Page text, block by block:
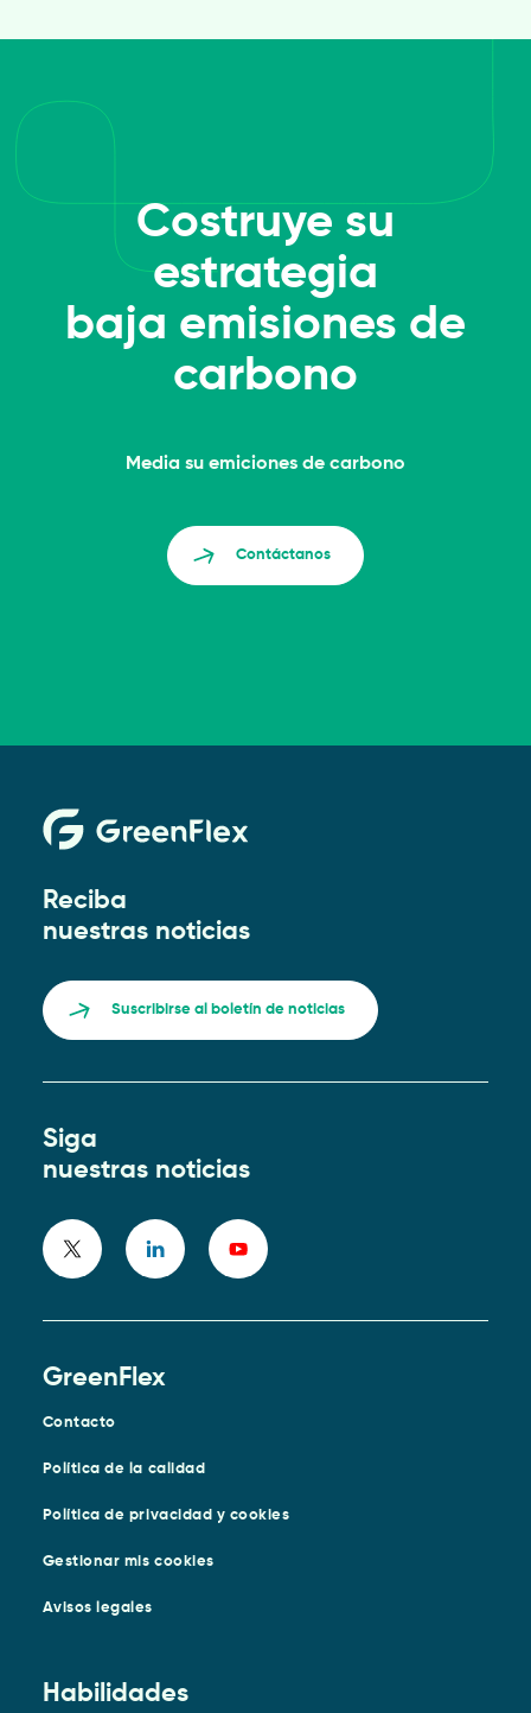
Costruye su
estrategia
baja emisiones de
carbono
Media su emiciones de carbono
Contáctanos
Reciba
nuestras noticias
Suscribirse al boletín de noticias
Siga
nuestras noticias
GreenFlex
Contacto
Política de la calidad
Política de privacidad y cookies
Gestionar mis cookies
Avisos legales
Habilidades